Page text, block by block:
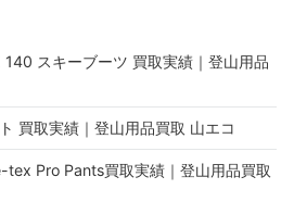
スキーブーツ 買取実績｜登山用品
買取実績｜登山用品買取 山エコ
Pro Pants買取実績｜登山用品買取